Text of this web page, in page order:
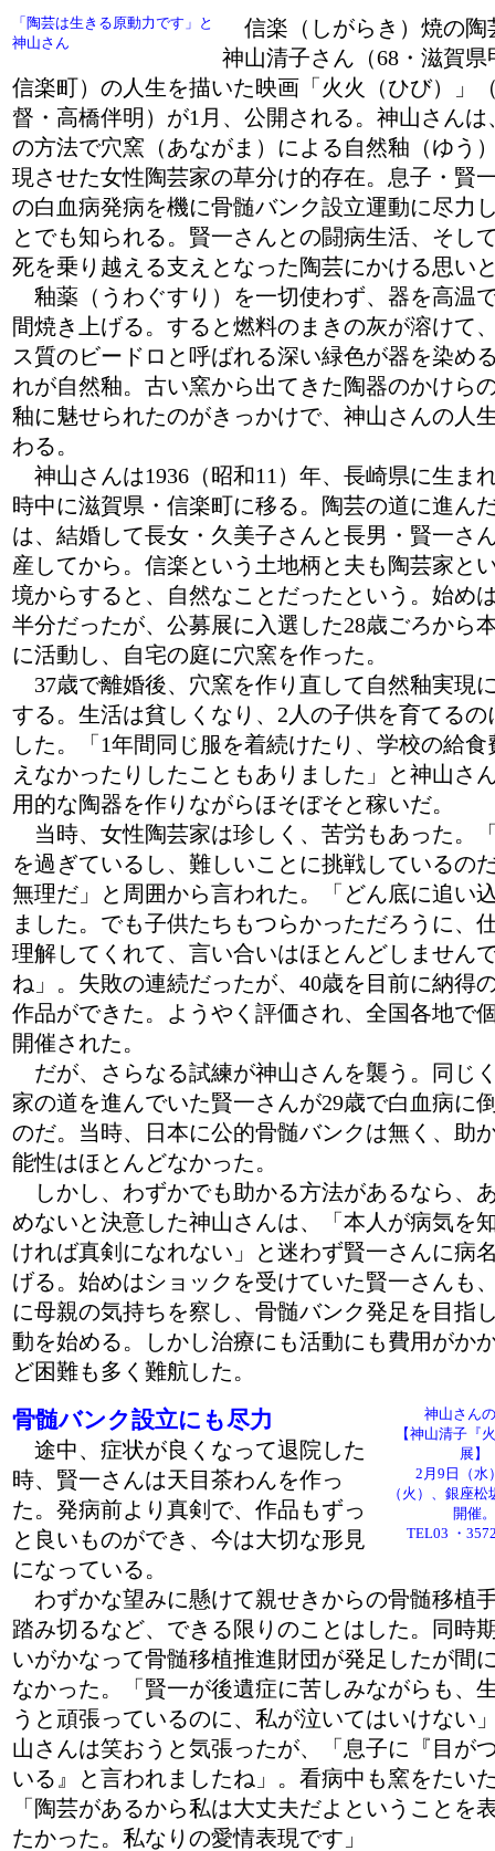
「陶芸は生きる原動力です」と
神山さん
信楽（しがらき）焼の陶
神山清子さん（68・滋賀県
信楽町）の人生を描いた映画「火火（ひび）」
督・高橋伴明）が1月、公開される。神山さんは
の方法で穴窯（あながま）による自然釉（ゆう
現させた女性陶芸家の草分け的存在。息子・賢
の白血病発病を機に骨髄バンク設立運動に尽力
とでも知られる。賢一さんとの闘病生活、そし
死を乗り越える支えとなった陶芸にかける思い
釉薬（うわぐすり）を一切使わず、器を高温
間焼き上げる。すると燃料のまきの灰が溶けて
ス質のビードロと呼ばれる深い緑色が器を染め
れが自然釉。古い窯から出てきた陶器のかけら
釉に魅せられたのがきっかけで、神山さんの人
わる。
神山さんは1936（昭和11）年、長崎県に生ま
時中に滋賀県・信楽町に移る。陶芸の道に進ん
は、結婚して長女・久美子さんと長男・賢一さ
産してから。信楽という土地柄と夫も陶芸家と
境からすると、自然なことだったという。始め
半分だったが、公募展に入選した28歳ごろから
に活動し、自宅の庭に穴窯を作った。
37歳で離婚後、穴窯を作り直して自然釉実現
する。生活は貧しくなり、2人の子供を育てるの
した。「1年間同じ服を着続けたり、学校の給食
えなかったりしたこともありました」と神山さ
用的な陶器を作りながらほそぼそと稼いだ。
当時、女性陶芸家は珍しく、苦労もあった。
を過ぎているし、難しいことに挑戦しているの
無理だ」と周囲から言われた。「どん底に追い
ました。でも子供たちもつらかっただろうに、
理解してくれて、言い合いはほとんどしません
ね」。失敗の連続だったが、40歳を目前に納得
作品ができた。ようやく評価され、全国各地で
開催された。
だが、さらなる試練が神山さんを襲う。同じ
家の道を進んでいた賢一さんが29歳で白血病に
のだ。当時、日本に公的骨髄バンクは無く、助
能性はほとんどなかった。
しかし、わずかでも助かる方法があるなら、
めないと決意した神山さんは、「本人が病気を
ければ真剣になれない」と迷わず賢一さんに病
げる。始めはショックを受けていた賢一さんも
に母親の気持ちを察し、骨髄バンク発足を目指
動を始める。しかし治療にも活動にも費用がか
ど困難も多く難航した。
神山さん
【神山清子『
展】
2月9日（水
（火）、銀座
開催。
TEL03 ・
骨髄バンク設立にも尽力
途中、症状が良くなって退院した
時、賢一さんは天目茶わんを作っ
た。発病前より真剣で、作品もずっ
と良いものができ、今は大切な形見
になっている。
わずかな望みに懸けて親せきからの骨髄移植
踏み切るなど、できる限りのことはした。同時
いがかなって骨髄移植推進財団が発足したが間
なかった。「賢一が後遺症に苦しみながらも、
うと頑張っているのに、私が泣いてはいけない
山さんは笑おうと気張ったが、「息子に『目が
いる』と言われましたね」。看病中も窯をたい
「陶芸があるから私は大丈夫だよということを
たかった。私なりの愛情表現です」